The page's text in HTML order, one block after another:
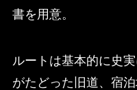
書を用意。
ルートは基本的に史
がたどった旧道、宿泊